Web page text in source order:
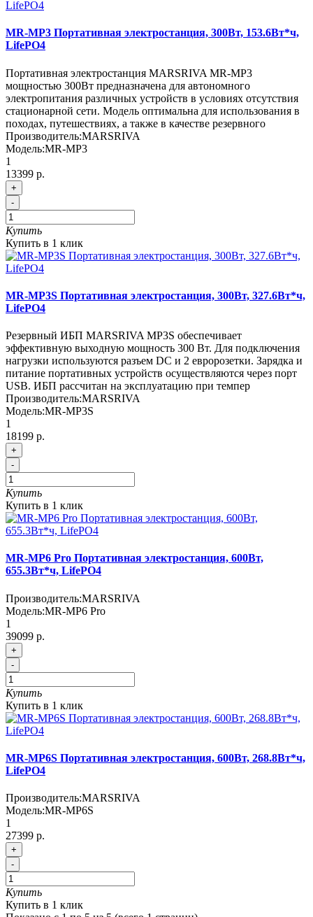
MR-MP3 Портативная электростанция, 300Вт, 153.6Вт*ч,
LifePO4
Портативная электростанция MARSRIVA MR-MP3
мощностью 300Вт предназначена для автономного
электропитания различных устройств в условиях отсутствия
стационарной сети. Модель оптимальна для использования в
походах, путешествиях, а также в качестве резервного
Производитель:MARSRIVA
Модель:MR-MP3
1
13399 р.
+
-
Купить
Купить в 1 клик
MR-MP3S Портативная электростанция, 300Вт, 327.6Вт*ч,
LifePO4
Резервный ИБП MARSRIVA MP3S обеспечивает
эффективную выходную мощность 300 Вт. Для подключения
нагрузки используются разъем DC и 2 евророзетки. Зарядка и
питание портативных устройств осуществляются через порт
USB. ИБП рассчитан на эксплуатацию при темпер
Производитель:MARSRIVA
Модель:MR-MP3S
1
18199 р.
+
-
Купить
Купить в 1 клик
MR-MP6 Pro Портативная электростанция, 600Вт,
655.3Вт*ч, LifePO4
Производитель:MARSRIVA
Модель:MR-MP6 Pro
1
39099 р.
+
-
Купить
Купить в 1 клик
MR-MP6S Портативная электростанция, 600Вт, 268.8Вт*ч,
LifePO4
Производитель:MARSRIVA
Модель:MR-MP6S
1
27399 р.
+
-
Купить
Купить в 1 клик